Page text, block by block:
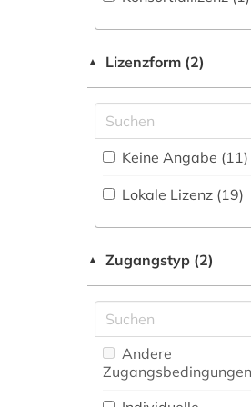
Skandinavistik (162)
Geschichte (370)
Geschichte der
Pädagogik und des
Bildungswesens (6)
Informatik (31)
Klassische
Philologie.
abschnitt 1 (2)
abschnitt 2 (2)
abwasser (4)
vereinigung (1)
abwassertechnologie
(2)
abzeichen (1)
Disziplinäre
Fachbibliographie
(139 )
Faktendatenbank
(235
(27)
Sammlung Nicht-
Textueller-Materialien
(118)
Volltextdatenbank
▲ Lizenzform (2)
Keine Angabe (11)
Lokale Lizenz (19)
▲ Zugangstyp (2)
Andere
Zugangsbedingungen